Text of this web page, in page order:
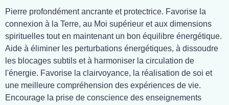
Pierre profondément ancrante et protectrice. Favorise la
connexion à la Terre, au Moi supérieur et aux dimensions
spirituelles tout en maintenant un bon équilibre énergétique.
Aide à éliminer les perturbations énergétiques, à dissoudre
les blocages subtils et à harmoniser la circulation de
l'énergie. Favorise la clairvoyance, la réalisation de soi et
une meilleure compréhension des expériences de vie.
Encourage la prise de conscience des enseignements